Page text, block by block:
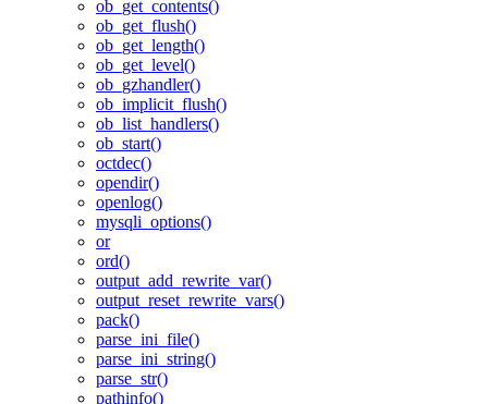
ob_get_contents()
ob_get_flush()
ob_get_length()
ob_get_level()
ob_gzhandler()
ob_implicit_flush()
ob_list_handlers()
ob_start()
octdec()
opendir()
openlog()
mysqli_options()
or
ord()
output_add_rewrite_var()
output_reset_rewrite_vars()
pack()
parse_ini_file()
parse_ini_string()
parse_str()
pathinfo()